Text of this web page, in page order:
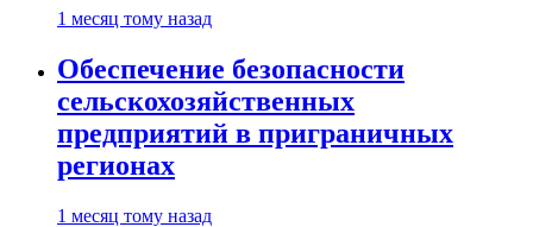
1 месяц тому назад
Обеспечение безопасности
сельскохозяйственных
предприятий в приграничных
регионах
1 месяц тому назад